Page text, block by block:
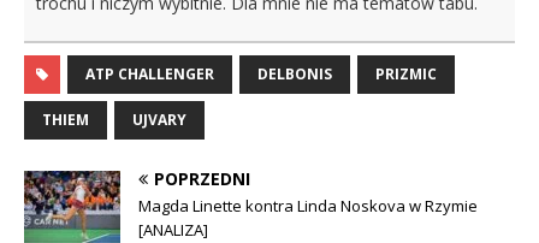
ATP CHALLENGER DELBONIS PRIZMIC
THIEM UJVARY
POPRZEDNI
Magda Linette kontra Linda Noskova w Rzymie
[ANALIZA]